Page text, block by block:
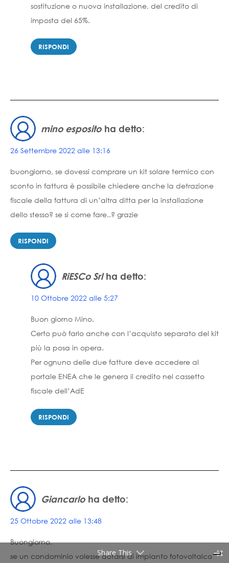
sostituzione o nuova installazione, del credito di
imposta del 65%.
RISPONDI
mino esposito ha detto:
26 Settembre 2022 alle 13:16
buongiorno, se dovessi comprare un kit solare termico con
sconto in fattura è possibile chiedere anche la detrazione
fiscale della fattura di un’altra ditta per la installazione
dello stesso? se si come fare..? grazie
RISPONDI
RiESCo Srl ha detto:
10 Ottobre 2022 alle 5:27
Buon giorno Mino.
Certo può farlo anche con l’acquisto separato del kit
più la posa in opera.
Per ognuno delle due fatture deve accedere al
portale ENEA che le genera il credito nel cassetto
fiscale dell’AdE
RISPONDI
Giancarlo ha detto:
25 Ottobre 2022 alle 13:48
Buongiorno,
se un condominio volesse dotarsi di impianto fotovoltaico
Share This